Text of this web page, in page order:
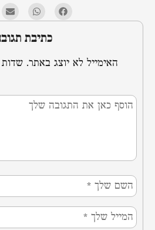
כתיבת
האימייל לא יוצג באתר. שדות